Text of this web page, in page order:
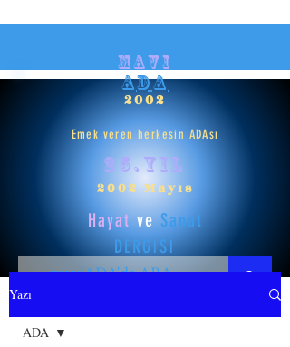
mavi
ADA
2002
Emek veren herkesin ADAsı
25.yıl
2002 Mayıs
HayatveSanat
DERGİSİ
Yazı
ADA